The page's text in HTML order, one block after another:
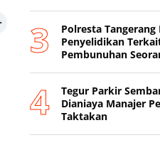
Polresta Tangerang
Penyelidikan
Pembunuhan
Tegur Parkir
Dianiaya Manajer
Taktakan